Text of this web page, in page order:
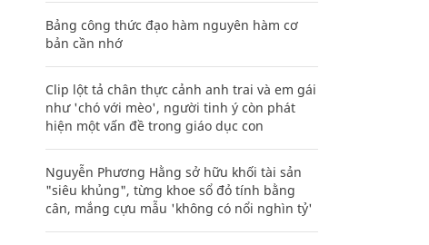
Bảng công thức đạo hàm nguyên hàm cơ
bản cần nhớ
Clip lột tả chân thực cảnh anh trai và em gái
như 'chó với mèo', người tinh ý còn phát
hiện một vấn đề trong giáo dục con
Nguyễn Phương Hằng sở hữu khối tài sản
"siêu khủng", từng khoe sổ đỏ tính bằng
cân, mắng cựu mẫu 'không có nổi nghìn tỷ'